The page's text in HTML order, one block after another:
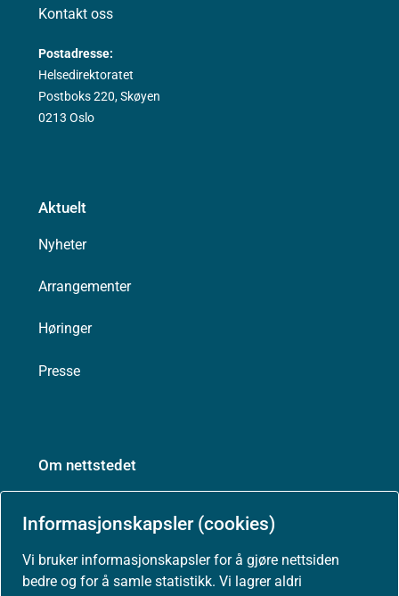
Informasjonskapsler (cookies)
Vi bruker informasjonskapsler for å gjøre nettsiden
bedre og for å samle statistikk. Vi lagrer aldri
Kontakt oss
Postadresse:
Helsedirektoratet
Postboks 220, Skøyen
0213 Oslo
Aktuelt
Nyheter
Arrangementer
Høringer
Presse
Om nettstedet
Besøksstatistikk og informasjonskapsler